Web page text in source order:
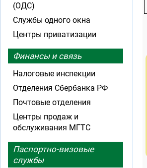
(ОДС)
Службы одного окна
Центры приватизации
Финансы и связь
Налоговые инспекции
Отделения Сбербанка РФ
Почтовые отделения
Центры продаж и
обслуживания МГТС
Паспортно-визовые
службы